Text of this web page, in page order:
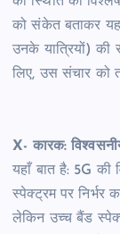
को संकेत बताकर यह
उनके यात्रियों) की
लिए, उस संचार को
X- कारक:
यहाँ बात है: 5G की
स्पेक्ट्रम पर निर्भर
लेकिन उच्च बैंड